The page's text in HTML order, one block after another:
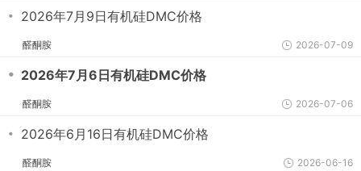
・ 2026年7月9日有机硅DMC价格
醛酮胺 2026-07-09
・ 2026年7月6日有机硅DMC价格
醛酮胺 2026-07-06
・ 2026年6月16日有机硅DMC价格
醛酮胺 2026-06-16